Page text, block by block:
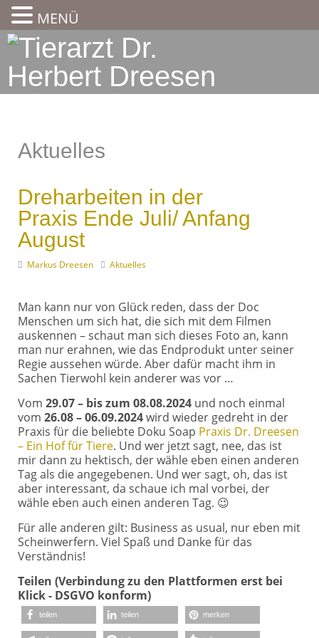
Aktuelles
Dreharbeiten in der
Praxis Ende Juli/ Anfang
August
Markus Dreesen Aktuelles
Man kann nur von Glück reden, dass der Doc
Menschen um sich hat, die sich mit dem Filmen
auskennen – schaut man sich dieses Foto an, kann
man nur erahnen, wie das Endprodukt unter seiner
Regie aussehen würde. Aber dafür macht ihm in
Sachen Tierwohl kein anderer was vor …
Vom 29.07 – bis zum 08.08.2024 und noch einmal
vom 26.08 – 06.09.2024wird wieder gedreht in der
Praxis für die beliebte Doku Soap Praxis Dr. Dreesen
– Ein Hof für Tiere. Und wer jetzt sagt, nee, das ist
mir dann zu hektisch, der wähle eben einen anderen
Tag als die angegebenen. Und wer sagt, oh, das ist
aber interessant, da schaue ich mal vorbei, der
wähle eben auch einen anderen Tag. 😉
Für alle anderen gilt: Business as usual, nur eben mit
Scheinwerfern. Viel Spaß und Danke für das
Verständnis!
Teilen (Verbindung zu den Plattformen erst bei
Klick - DSGVO konform)
teilen teilen merken
MENÜ